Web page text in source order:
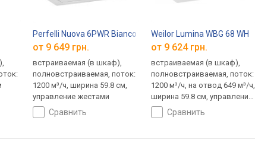
Perfelli Nuova 6PWR Bianco
от 9 649 грн.
встраиваемая (в шкаф),
полновстраиваемая, поток:
1200 м³/ч, ширина 59.8 см,
управление жестами
сравнить
Weilor Lumina WBG 68 WH
от 9 624 грн.
встраиваемая (в шкаф),
полновстраиваемая, поток:
1200 м³/ч, на отвод 649 м³/ч,
ширина 59.8 см, управление
жестамисравнить